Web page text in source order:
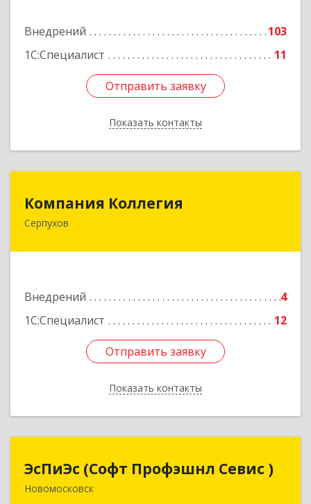
Внедрений
103
1С:Специалист
11
Отправить заявку
Показать контакты
Отправить заявку
Назад
Компания Коллегия
Серпухов
Внедрений
4
1С:Специалист
12
Отправить заявку
Показать контакты
142211, Московская обл, Серпухов г, Оборонная
Отправить заявку
Назад
ЭсПиЭс (Софт Профэшнл Севис )
Новомосковск
ЭсПиЭс (Софт Профэшнл Севис )
301659, Тульская обл, Новомосковский р-н,